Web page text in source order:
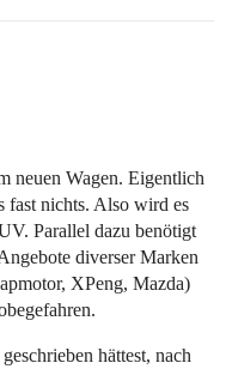
neuen Wagen. Eigentlich
fast nichts. Also wird es
Parallel dazu benötigt
diverser Marken
XPeng, Mazda)
hättest, nach